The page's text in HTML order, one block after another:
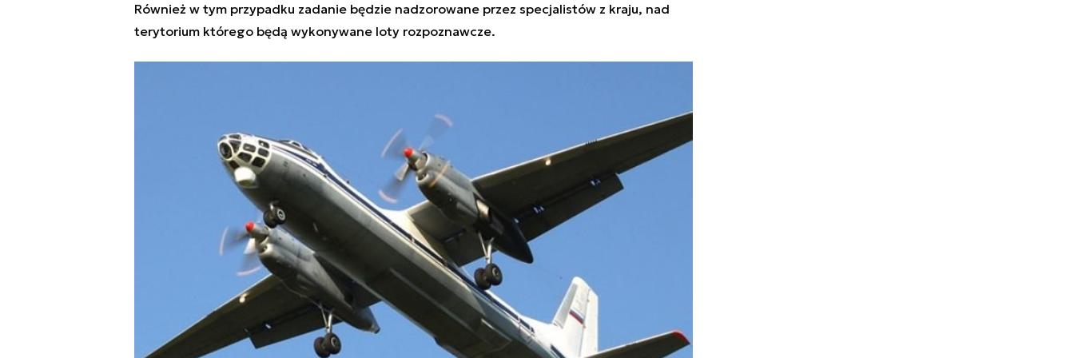
Również w tym przypadku zadanie będzie nadzorowane przez specjalistów z kraju, nad
terytorium którego będą wykonywane loty rozpoznawcze.